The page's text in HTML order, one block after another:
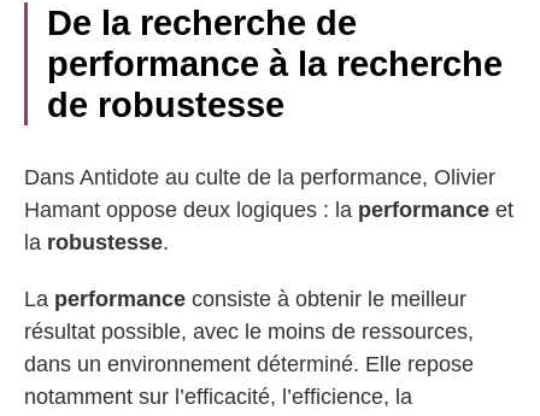
De la recherche de
performance à la recherche
de robustesse
Dans Antidote au culte de la performance, Olivier
Hamant oppose deux logiques : la performance et
la robustesse.
La performance consiste à obtenir le meilleur
résultat possible, avec le moins de ressources,
dans un environnement déterminé. Elle repose
notamment sur l’efficacité, l’efficience, la